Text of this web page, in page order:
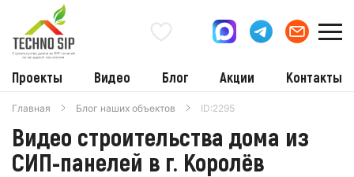
Проекты Видео Блог Акции Контакты
Главная Блог наших объектов ID:2295
Видео строительства дома из
СИП-панелей в г. Королёв